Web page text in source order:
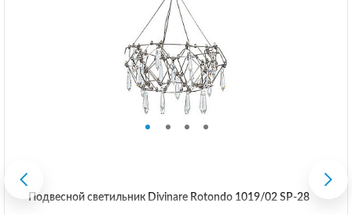
Подвесной светильник Divinare Rotondo 1019/02 SP-28